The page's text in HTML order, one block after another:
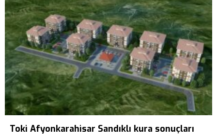
Toki Afyonkarahisar Sandıklı kura sonuçları